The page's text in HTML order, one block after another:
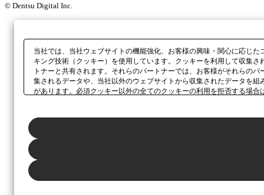
© Dentsu Digital Inc.
当社では、当社ウェブサイトの機能強化、お客様の興味・関心に応じ
キング技術（クッキー）を使用しています。クッキーを利用して収集
トナーと共有されます。それらのパートナーでは、お客様がそれらの
集されるデータや、当社以外のウェブサイトから収集されたデータを
があります。必須クッキー以外の全てのクッキーの利用を拒否する場